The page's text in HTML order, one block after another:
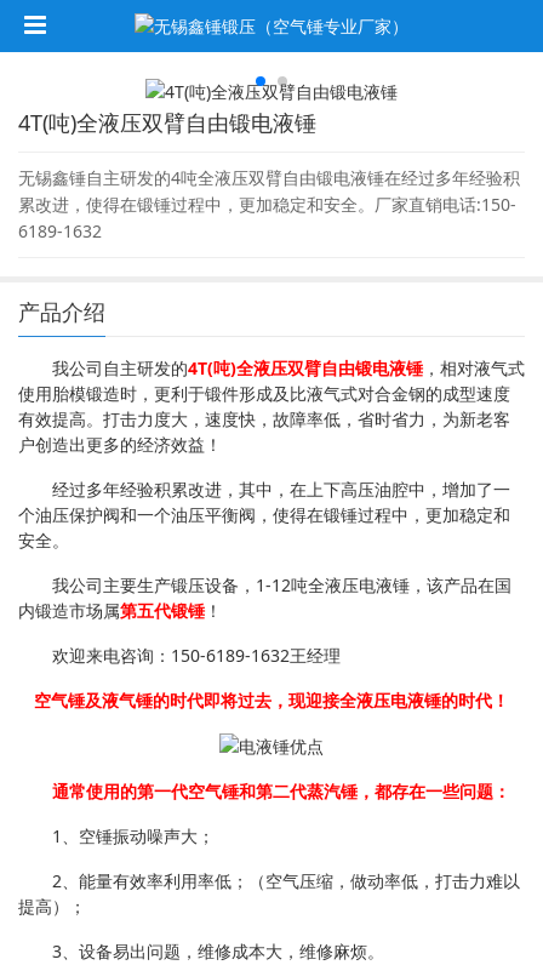
4T(吨)全液压双臂自由锻电液锤
无锡鑫锤自主研发的4吨全液压双臂自由锻电液锤在经过多年经验积
累改进，使得在锻锤过程中，更加稳定和安全。厂家直销电话:150-
6189-1632
产品介绍
我公司自主研发的4T(吨)全液压双臂自由锻电液锤 ，相对液气式
使用胎模锻造时，更利于锻件形成及比液气式对合金钢的成型速度
有效提高。打击力度大，速度快，故障率低，省时省力，为新老客
户创造出更多的经济效益！
经过多年经验积累改进，其中，在上下高压油腔中，增加了一
个油压保护阀和一个油压平衡阀，使得在锻锤过程中，更加稳定和
安全。
我公司主要生产锻压设备，1-12吨全液压电液锤，该产品在国
内锻造市场属第五代锻锤 ！
欢迎来电咨询：150-6189-1632王经理
空气锤及液气锤的时代即将过去，现迎接全液压电液锤的时代！
通常使用的第一代空气锤和第二代蒸汽锤，都存在一些问题：
1、空锤振动噪声大；
2、能量有效率利用率低；（空气压缩，做动率低，打击力难以
提高）；
3、设备易出问题，维修成本大，维修麻烦。